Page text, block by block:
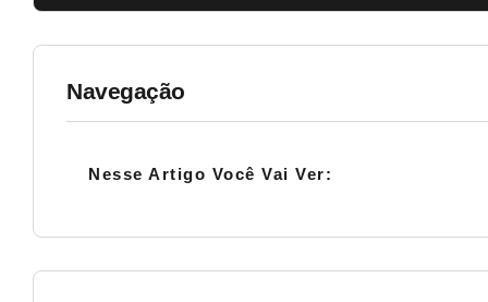
Navegação
Nesse Artigo Você Vai Ver: